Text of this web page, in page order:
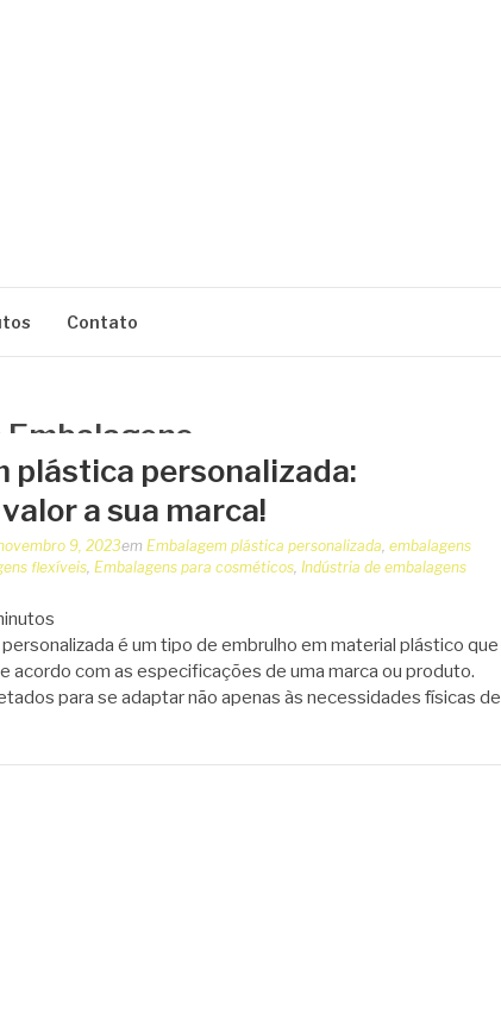
Contato
plástica personalizada:
a sua marca!
9, 2023em Embalagem plástica personalizada, embalagens
flexíveis, Embalagens para cosméticos, Indústria de embalagens
é um tipo de embrulho em material plástico que
acordo com as especificações de uma marca ou produto.
para se adaptar não apenas às necessidades físicas de